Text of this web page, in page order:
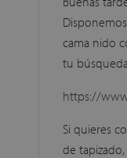
cama nido
tu
https://
Si quieres
de